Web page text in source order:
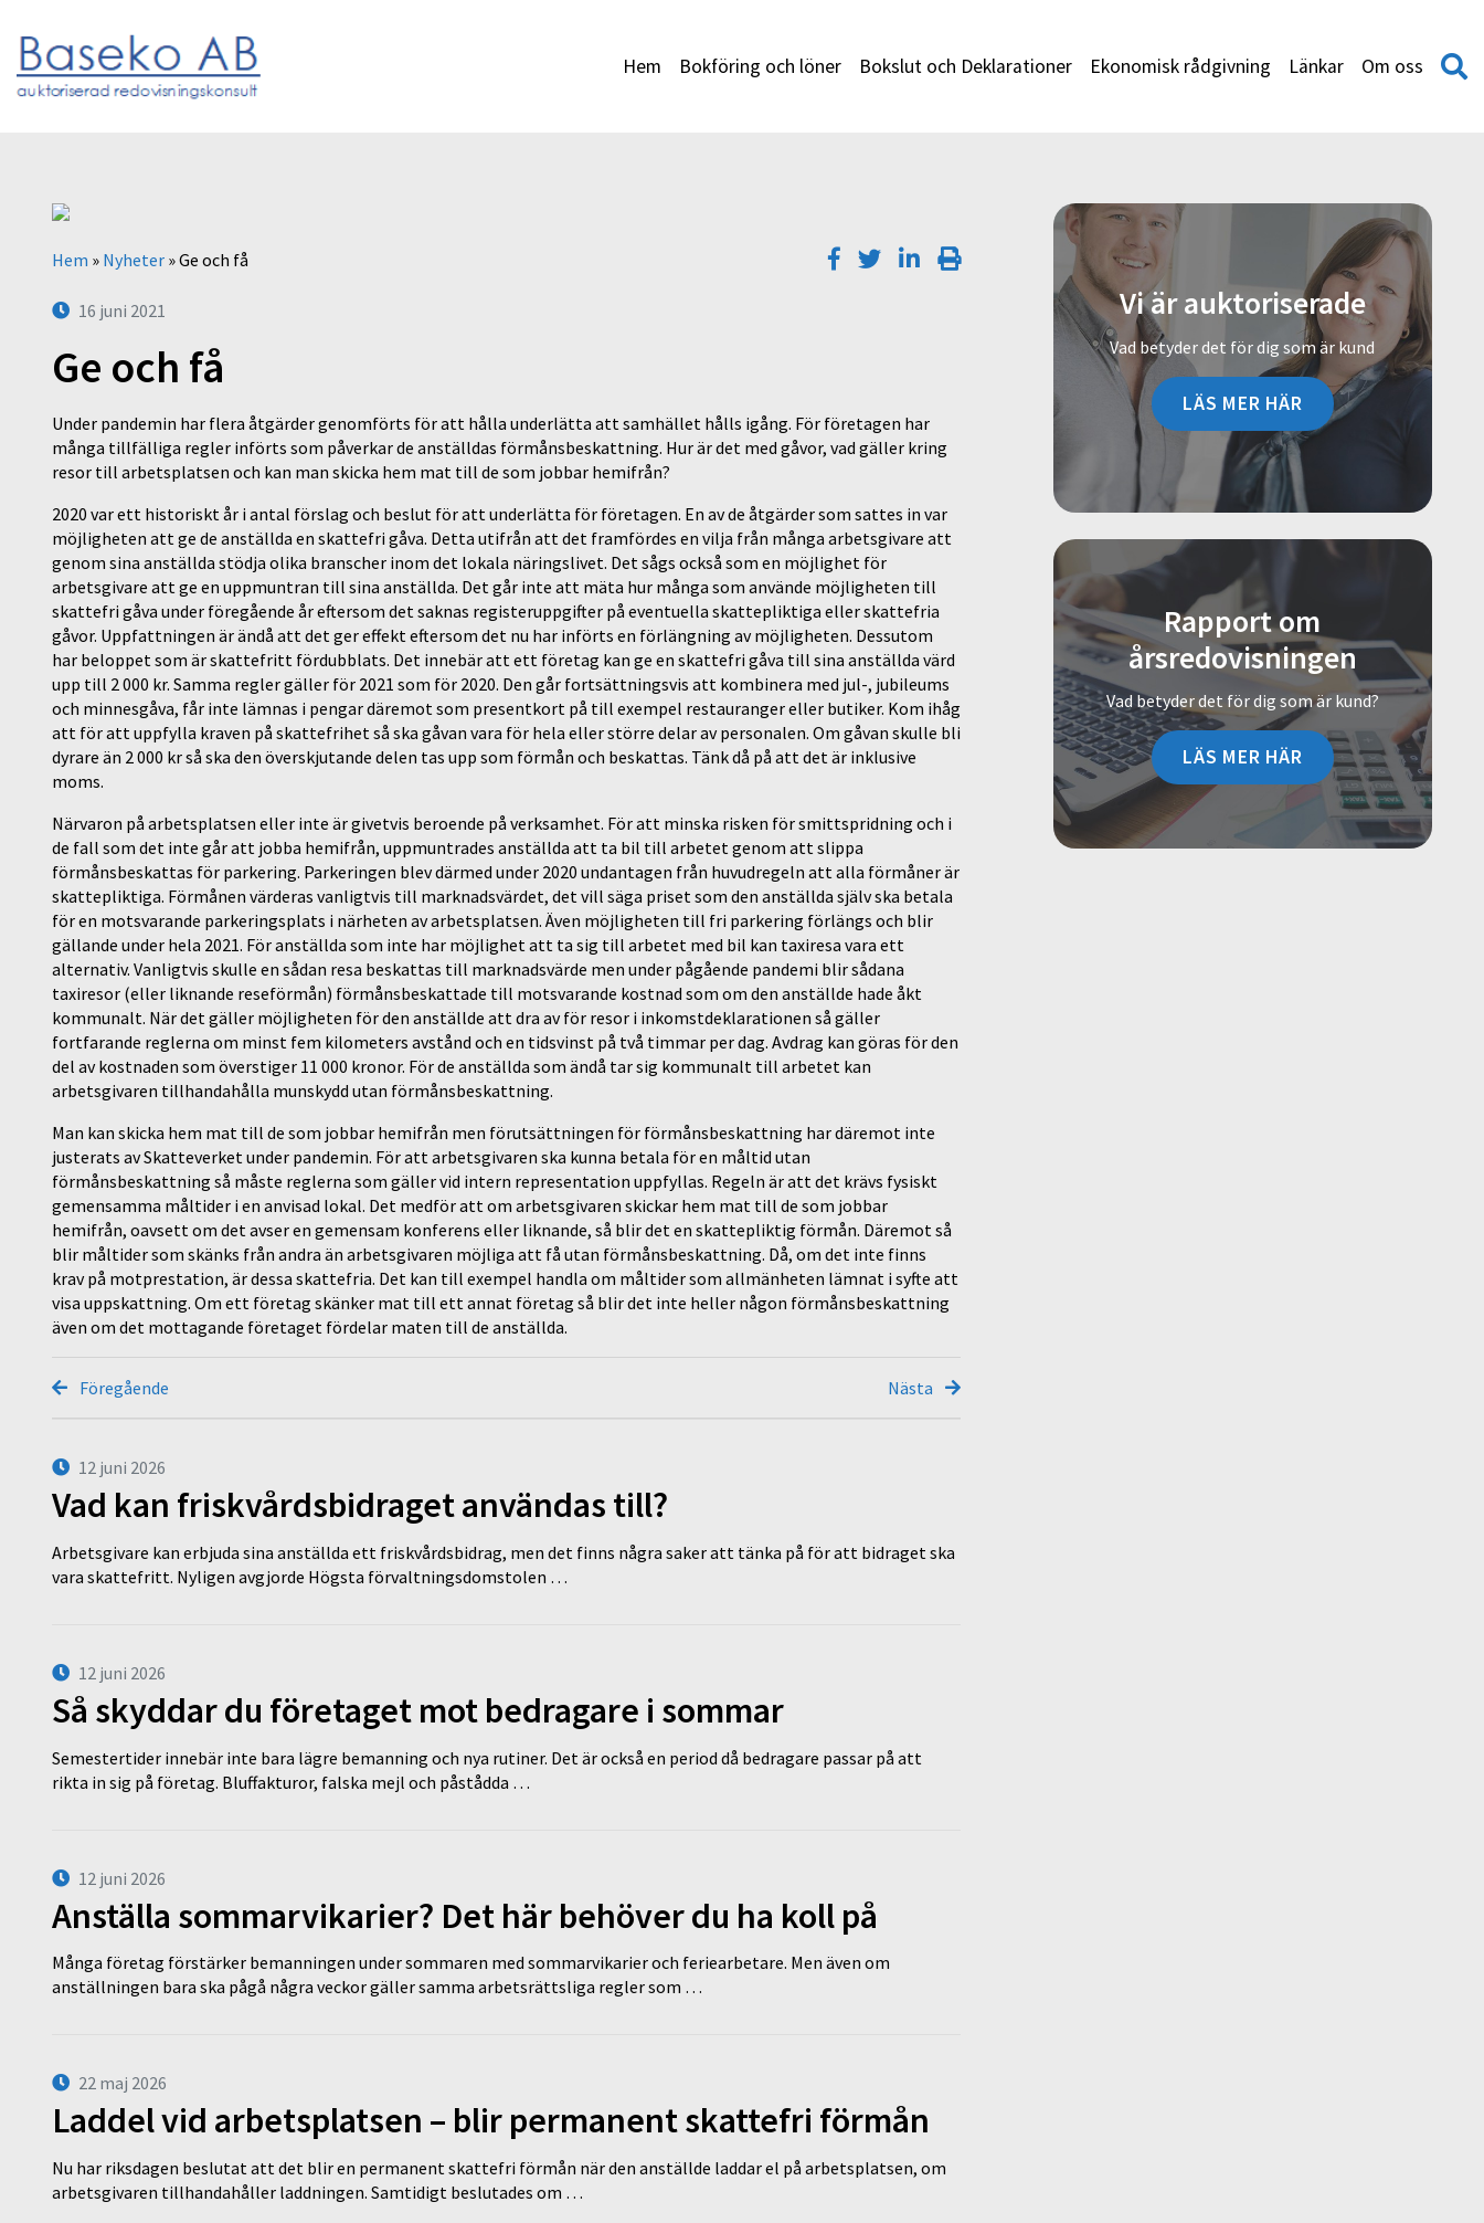
Hem Bokföring och löner Bokslut och Deklarationer Ekonomisk rådgivning Länkar Om oss
Hem » Nyheter »Ge och få
16 juni 2021
Ge och få
Under pandemin har flera åtgärder genomförts för att hålla underlätta att samhället hålls igång. För företagen har
många tillfälliga regler införts som påverkar de anställdas förmånsbeskattning. Hur är det med gåvor, vad gäller kring
resor till arbetsplatsen och kan man skicka hem mat till de som jobbar hemifrån?
2020 var ett historiskt år i antal förslag och beslut för att underlätta för företagen. En av de åtgärder som sattes in var
möjligheten att ge de anställda en skattefri gåva. Detta utifrån att det framfördes en vilja från många arbetsgivare att
genom sina anställda stödja olika branscher inom det lokala näringslivet. Det sågs också som en möjlighet för
arbetsgivare att ge en uppmuntran till sina anställda. Det går inte att mäta hur många som använde möjligheten till
skattefri gåva under föregående år eftersom det saknas registeruppgifter på eventuella skattepliktiga eller skattefria
gåvor. Uppfattningen är ändå att det ger effekt eftersom det nu har införts en förlängning av möjligheten. Dessutom
har beloppet som är skattefritt fördubblats. Det innebär att ett företag kan ge en skattefri gåva till sina anställda värd
upp till 2 000 kr. Samma regler gäller för 2021 som för 2020. Den går fortsättningsvis att kombinera med jul-, jubileums
och minnesgåva, får inte lämnas i pengar däremot som presentkort på till exempel restauranger eller butiker. Kom ihåg
att för att uppfylla kraven på skattefrihet så ska gåvan vara för hela eller större delar av personalen. Om gåvan skulle bli
dyrare än 2 000 kr så ska den överskjutande delen tas upp som förmån och beskattas. Tänk då på att det är inklusive
moms.
Närvaron på arbetsplatsen eller inte är givetvis beroende på verksamhet. För att minska risken för smittspridning och i
de fall som det inte går att jobba hemifrån, uppmuntrades anställda att ta bil till arbetet genom att slippa
förmånsbeskattas för parkering. Parkeringen blev därmed under 2020 undantagen från huvudregeln att alla förmåner är
skattepliktiga. Förmånen värderas vanligtvis till marknadsvärdet, det vill säga priset som den anställda själv ska betala
för en motsvarande parkeringsplats i närheten av arbetsplatsen. Även möjligheten till fri parkering förlängs och blir
gällande under hela 2021. För anställda som inte har möjlighet att ta sig till arbetet med bil kan taxiresa vara ett
alternativ. Vanligtvis skulle en sådan resa beskattas till marknadsvärde men under pågående pandemi blir sådana
taxiresor (eller liknande reseförmån) förmånsbeskattade till motsvarande kostnad som om den anställde hade åkt
kommunalt. När det gäller möjligheten för den anställde att dra av för resor i inkomstdeklarationen så gäller
fortfarande reglerna om minst fem kilometers avstånd och en tidsvinst på två timmar per dag. Avdrag kan göras för den
del av kostnaden som överstiger 11 000 kronor. För de anställda som ändå tar sig kommunalt till arbetet kan
arbetsgivaren tillhandahålla munskydd utan förmånsbeskattning.
Man kan skicka hem mat till de som jobbar hemifrån men förutsättningen för förmånsbeskattning har däremot inte
justerats av Skatteverket under pandemin. För att arbetsgivaren ska kunna betala för en måltid utan
förmånsbeskattning så måste reglerna som gäller vid intern representation uppfyllas. Regeln är att det krävs fysiskt
gemensamma måltider i en anvisad lokal. Det medför att om arbetsgivaren skickar hem mat till de som jobbar
hemifrån, oavsett om det avser en gemensam konferens eller liknande, så blir det en skattepliktig förmån. Däremot så
blir måltider som skänks från andra än arbetsgivaren möjliga att få utan förmånsbeskattning. Då, om det inte finns
krav på motprestation, är dessa skattefria. Det kan till exempel handla om måltider som allmänheten lämnat i syfte att
visa uppskattning. Om ett företag skänker mat till ett annat företag så blir det inte heller någon förmånsbeskattning
även om det mottagande företaget fördelar maten till de anställda.
Föregående Nästa
12 juni 2026
Vad kan friskvårdsbidraget användas till?
Arbetsgivare kan erbjuda sina anställda ett friskvårdsbidrag, men det finns några saker att tänka på för att bidraget ska
vara skattefritt. Nyligen avgjorde Högsta förvaltningsdomstolen …
12 juni 2026
Så skyddar du företaget mot bedragare i sommar
Semestertider innebär inte bara lägre bemanning och nya rutiner. Det är också en period då bedragare passar på att
rikta in sig på företag. Bluffakturor, falska mejl och påstådda …
12 juni 2026
Anställa sommarvikarier? Det här behöver du ha koll på
Många företag förstärker bemanningen under sommaren med sommarvikarier och feriearbetare. Men även om
anställningen bara ska pågå några veckor gäller samma arbetsrättsliga regler som …
22 maj 2026
Laddel vid arbetsplatsen – blir permanent skattefri förmån
Nu har riksdagen beslutat att det blir en permanent skattefri förmån när den anställde laddar el på arbetsplatsen, om
arbetsgivaren tillhandahåller laddningen. Samtidigt beslutades om …
Vi är auktoriserade
Vad betyder det för dig som är kund
LÄS MER HÄR
Rapport om
årsredovisningen
Vad betyder det för dig som är kund?
LÄS MER HÄR